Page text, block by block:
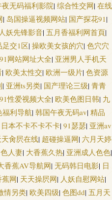
月福利社区 日韩激情网站 日韩A片
老师被艹 俺去啦无码专区 欧美色网络
吃瓜 草逼网欧美 韩国无码成人 成人
人 久操婷婷福利姬 91视频观看# 亚
人人妻人人操 亚州日韩欧美 AV网址
视频 91白丝白虎萝莉 亚洲影院成人
午夜福利影院 男人天堂TV 日本歐美
美精品 激情五月俺去也 操操干干 午
夜无码福利影院| 综合性交网| 在线
| 岛国操逼视频网站| 国产探花91|
人妖先锋影音| 五月香福利网首頁|
足交1区| 操欧美女孩的穴| 色穴穴
91网站网址大全| 亚洲男人手机天
| 欧美太性交| 欧洲一级片| 色资源
| 亚洲ts另类| 国产理论三级| 青青
91性爱视频大全| 欧美色图日韩| 九
福利导航| 韩国午夜无码av| 精品
日本不卡不卡不卡| 91瑟瑟| 亚洲av
天肏屄在线| 超碰操逼网| 六月天婷
人妻| 大香蕉久热| 亚洲成人色色|
香蕉AV导航网| 无码韩日电影| 日
网| 天天操屄网| 人妖自慰网站|
情另类| 欧美四级| 色图dd| 五月天